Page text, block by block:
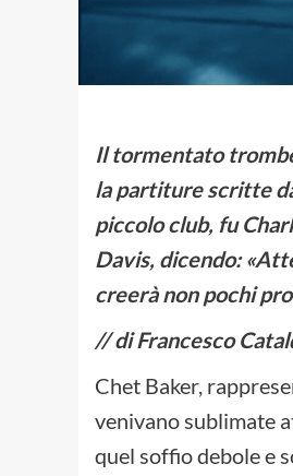
Il tormentato
la partiture scritte
piccolo club, fu
Davis, dicendo:
creerà non pochi
// di Francesco
Chet Baker,
venivano sublimate
quel soffio debole e